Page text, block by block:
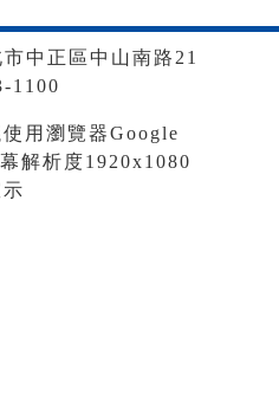
中正區中山南路21
1100
用瀏覽器Google
解析度1920x1080